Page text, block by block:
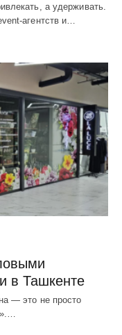
а удерживать.
агентств и…
в Ташкенте
— это не просто